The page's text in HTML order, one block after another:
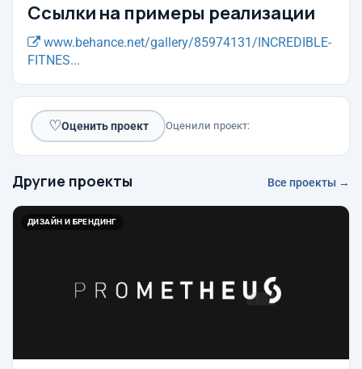
Ссылки на примеры реализации
www.behance.net/gallery/85974131/INCREDIBLE-
FITNES...
♡Оценить проект Оценили проект:
Другие проекты Все проекты →
ДИЗАЙН И БРЕНДИНГ